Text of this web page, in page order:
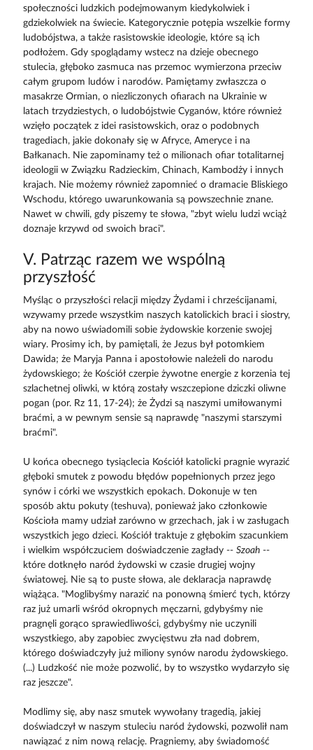
społeczności ludzkich podejmowanym kiedykolwiek i
gdziekolwiek na świecie. Kategorycznie potępia wszelkie formy
ludobójstwa, a także rasistowskie ideologie, które są ich
podłożem. Gdy spoglądamy wstecz na dzieje obecnego
stulecia, głęboko zasmuca nas przemoc wymierzona przeciw
całym grupom ludów i narodów. Pamiętamy zwłaszcza o
masakrze Ormian, o niezliczonych ofiarach na Ukrainie w
latach trzydziestych, o ludobójstwie Cyganów, które również
wzięło początek z idei rasistowskich, oraz o podobnych
tragediach, jakie dokonały się w Afryce, Ameryce i na
Bałkanach. Nie zapominamy też o milionach ofiar totalitarnej
ideologii w Związku Radzieckim, Chinach, Kambodży i innych
krajach. Nie możemy również zapomnieć o dramacie Bliskiego
Wschodu, którego uwarunkowania są powszechnie znane.
Nawet w chwili, gdy piszemy te słowa, "zbyt wielu ludzi wciąż
doznaje krzywd od swoich braci".
V. Patrząc razem we wspólną
przyszłość
Myśląc o przyszłości relacji między Żydami i chrześcijanami,
wzywamy przede wszystkim naszych katolickich braci i siostry,
aby na nowo uświadomili sobie żydowskie korzenie swojej
wiary. Prosimy ich, by pamiętali, że Jezus był potomkiem
Dawida; że Maryja Panna i apostołowie należeli do narodu
żydowskiego; że Kościół czerpie żywotne energie z korzenia tej
szlachetnej oliwki, w którą zostały wszczepione dziczki oliwne
pogan (por. Rz 11, 17-24); że Żydzi są naszymi umiłowanymi
braćmi, a w pewnym sensie są naprawdę "naszymi starszymi
braćmi".
U końca obecnego tysiąclecia Kościół katolicki pragnie wyrazić
głęboki smutek z powodu błędów popełnionych przez jego
synów i córki we wszystkich epokach. Dokonuje w ten
sposób aktu pokuty (teshuva), ponieważ jako członkowie
Kościoła mamy udział zarówno w grzechach, jak i w zasługach
wszystkich jego dzieci. Kościół traktuje z głębokim szacunkiem
i wielkim współczuciem doświadczenie zagłady -- Szoah--
które dotknęło naród żydowski w czasie drugiej wojny
światowej. Nie są to puste słowa, ale deklaracja naprawdę
wiążąca. "Moglibyśmy narazić na ponowną śmierć tych, którzy
raz już umarli wśród okropnych męczarni, gdybyśmy nie
pragnęli gorąco sprawiedliwości, gdybyśmy nie uczynili
wszystkiego, aby zapobiec zwycięstwu zła nad dobrem,
którego doświadczyły już miliony synów narodu żydowskiego.
(...) Ludzkość nie może pozwolić, by to wszystko wydarzyło się
raz jeszcze".
Modlimy się, aby nasz smutek wywołany tragedią, jakiej
doświadczył w naszym stuleciu naród żydowski, pozwolił nam
nawiązać z nim nową relację. Pragniemy, aby świadomość